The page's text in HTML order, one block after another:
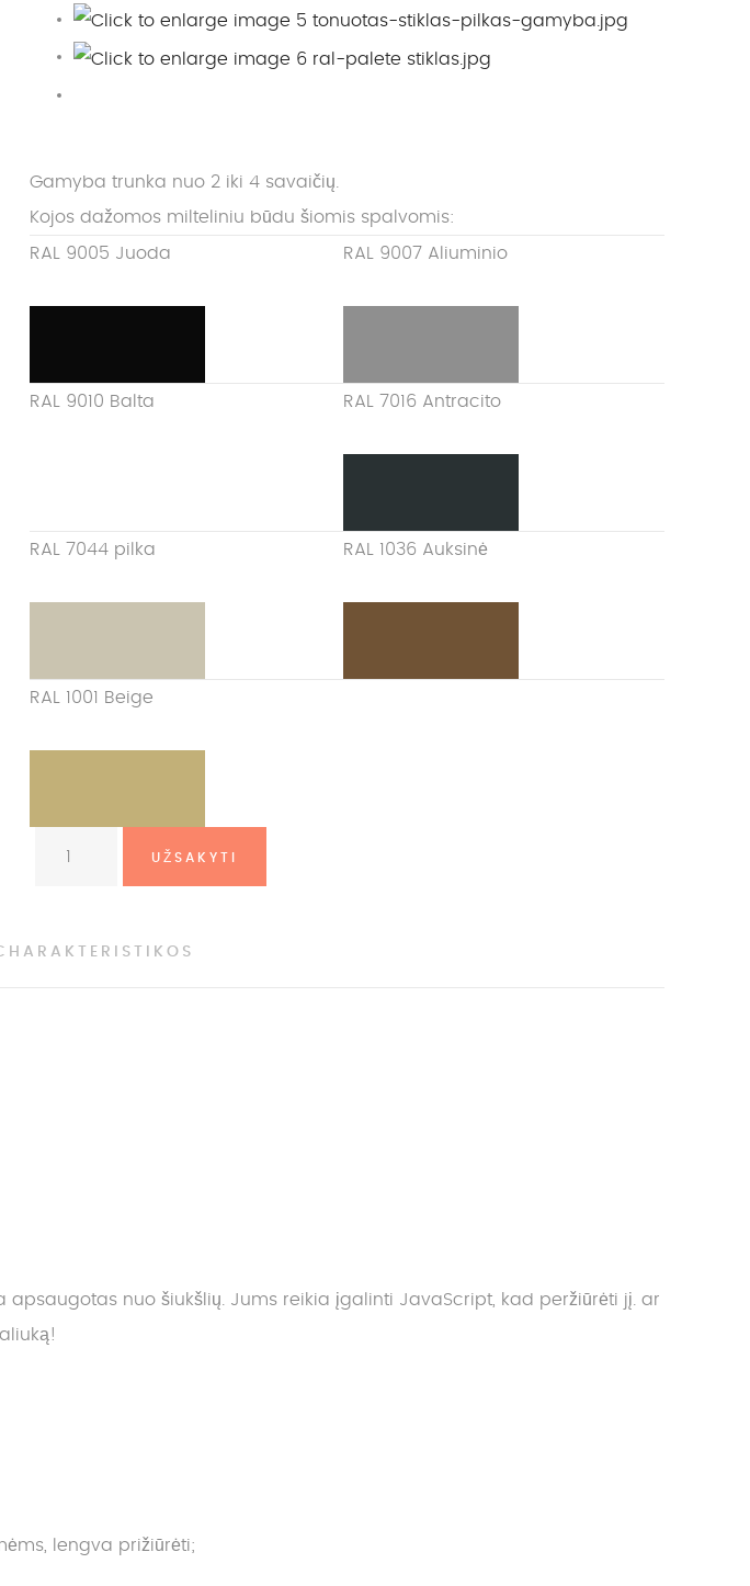
Gamyba trunka nuo 2 iki 4 savaičių.
Kojos dažomos milteliniu būdu šiomis spalvomis:
RAL 9005 Juoda RAL 9007 Aliuminio
RAL 9010 Balta RAL 7016 Antracito
RAL 7044 pilka RAL 1036 Auksinė
RAL 1001 Beige
apsaugotas nuo šiukšlių. Jums reikia įgalinti JavaScript, kad peržiūrėti jį. ar
lengva prižiūrėti;